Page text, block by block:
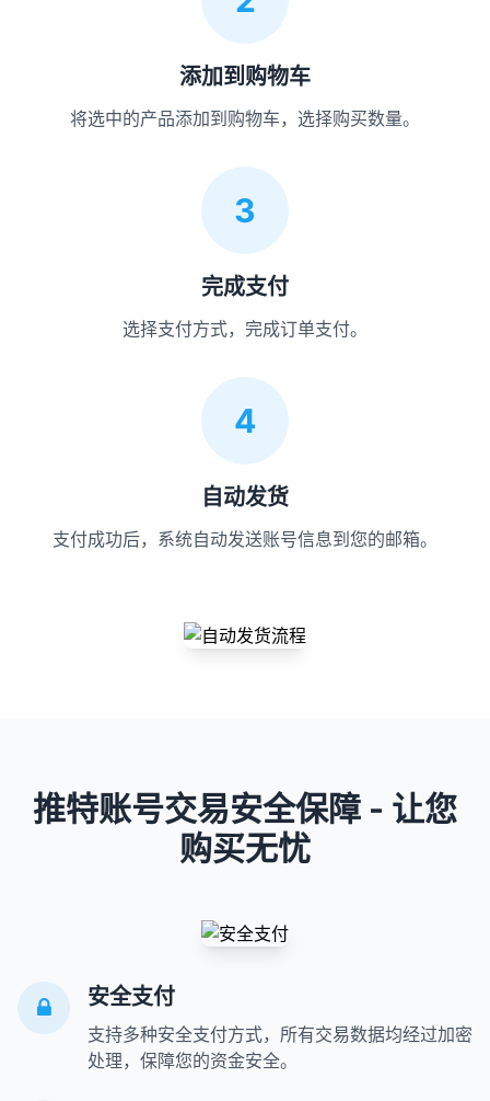
添加到购物车
将选中的产品添加到购物车，选择购买数量。
3
完成支付
选择支付方式，完成订单支付。
4
自动发货
支付成功后，系统自动发送账号信息到您的邮箱。
推特账号交易安全保障 - 让您
购买无忧
安全支付
支持多种安全支付方式，所有交易数据均经过加密
处理，保障您的资金安全。